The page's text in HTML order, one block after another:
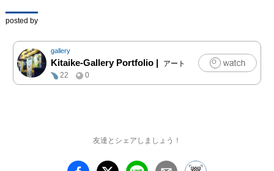
posted by
gallery
Kitaike-Gallery Portfolio |
アート
22
0
友達とシェアしましょう！